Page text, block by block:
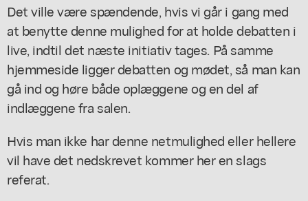
Det ville være spændende, hvis vi går i gang med
at benytte denne mulighed for at holde debatten i
live, indtil det næste initiativ tages. På samme
hjemmeside ligger debatten og mødet, så man kan
gå ind og høre både oplæggene og en del af
indlæggene fra salen.
Hvis man ikke har denne netmulighed eller hellere
vil have det nedskrevet kommer her en slags
referat.